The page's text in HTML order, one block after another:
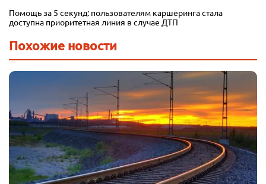
Помощь за 5 секунд: пользователям каршеринга стала
доступна приоритетная линия в случае ДТП
Похожие новости